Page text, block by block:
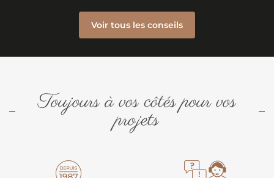
Voir tous les conseils
Toujours à vos côtés pour vos
projets